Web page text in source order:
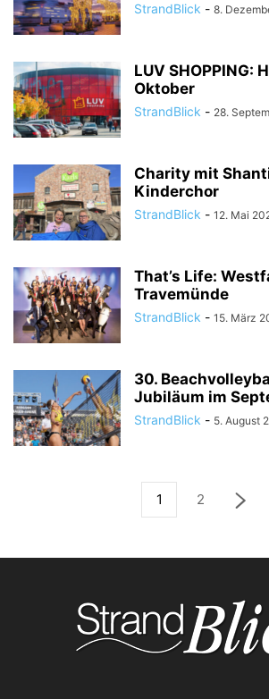
StrandBlick - 8.
LUV SHOPPING:
Oktober
StrandBlick - 28.
Charity mit
Kinderchor
StrandBlick - 12. Mai
That’s Life:
Travemünde
StrandBlick - 15. März
30.
Jubiläum im
StrandBlick - 5. August
1 2